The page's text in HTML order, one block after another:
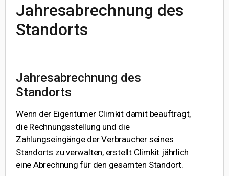
Jahresabrechnung des
Standorts
Jahresabrechnung des
Standorts
Wenn der Eigentümer Climkit damit beauftragt,
die Rechnungsstellung und die
Zahlungseingänge der Verbraucher seines
Standorts zu verwalten, erstellt Climkit jährlich
eine Abrechnung für den gesamten Standort.